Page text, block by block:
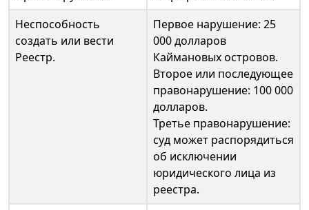
Неспособность
создать или вести
Реестр.
Первое нарушение: 25
000 долларов
Каймановых островов.
Второе или последующее
правонарушение: 100 000
долларов.
Третье правонарушение:
суд может распорядиться
об исключении
юридического лица из
реестра.